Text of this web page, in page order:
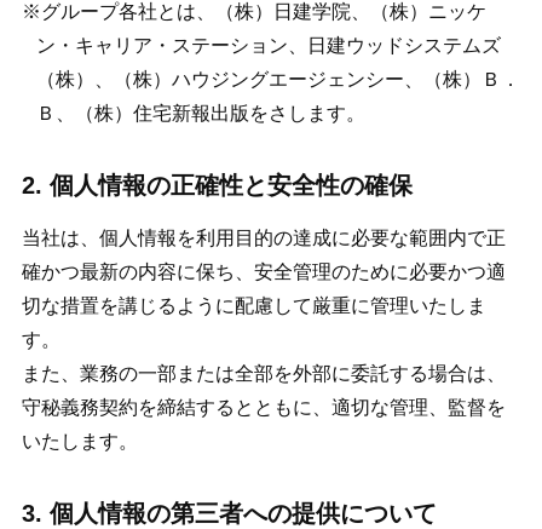
※グループ各社とは、（株）日建学院、（株）ニッケ
ン・キャリア・ステーション、日建ウッドシステムズ
（株）、（株）ハウジングエージェンシー、（株）Ｂ．
Ｂ、（株）住宅新報出版をさします。
2. 個人情報の正確性と安全性の確保
当社は、個人情報を利用目的の達成に必要な範囲内で正
確かつ最新の内容に保ち、安全管理のために必要かつ適
切な措置を講じるように配慮して厳重に管理いたしま
す。
また、業務の一部または全部を外部に委託する場合は、
守秘義務契約を締結するとともに、適切な管理、監督を
いたします。
3. 個人情報の第三者への提供について